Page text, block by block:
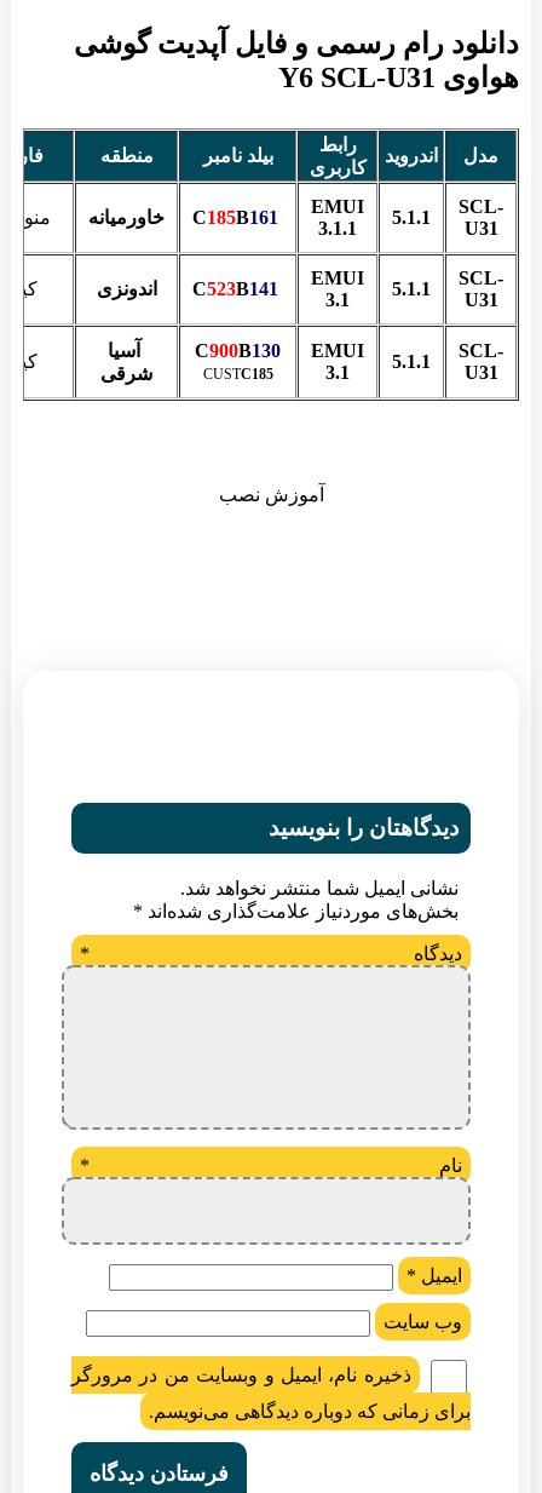
دانلود رام رسمی و فایل آپدیت گوشی
هواوی Y6 SCL-U31
مدل اندروید
رابط
کاربری
بیلد نامبر منطقه
SCL-
U31
5.1.1
EMUI
3.1.1
185B161 خاورمیانه
SCL-
U31
5.1.1
EMUI
3.1
523B141 اندونزی
SCL-
U31
5.1.1
EMUI
3.1
C900B130
CUSTC185
آسیا
شرقی
آموزش نصب
دیدگاهتان را بنویسید
نشانی ایمیل شما منتشر نخواهد شد.
بخش‌های موردنیاز علامت‌گذاری شده‌اند *
دیدگاه *
نام *
ایمیل *
وب‌ سایت
ذخیره نام، ایمیل و وبسایت من در مرورگر
برای زمانی که دوباره دیدگاهی می‌نویسم.